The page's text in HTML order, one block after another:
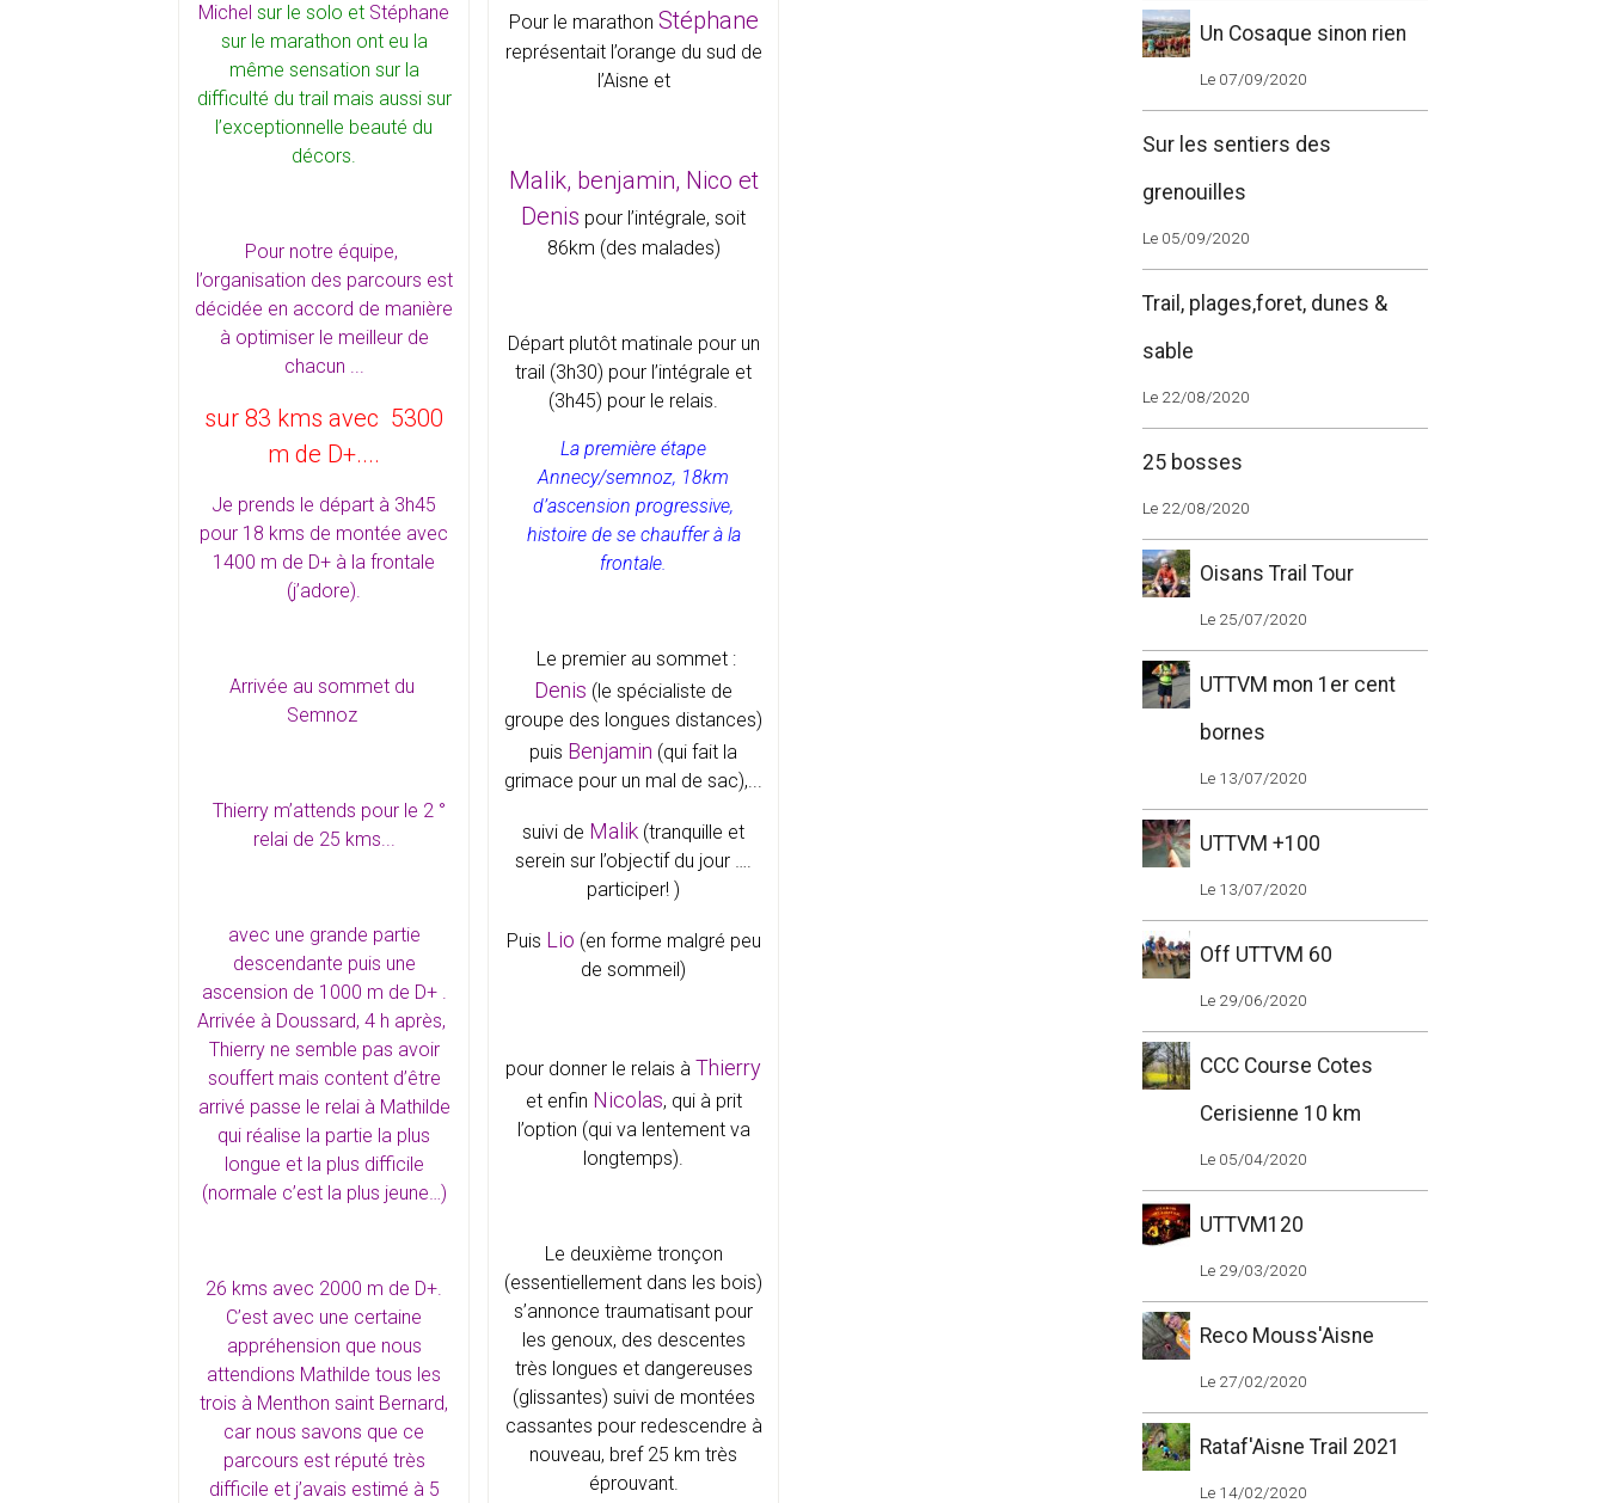
Michelsur le solo et Stéphane
sur le marathon ont eu la
même sensation sur la
difficulté du trail mais aussi sur
l’exceptionnelle beauté du
décors.
Pour notre équipe,
l’organisation des parcours est
décidée en accord de manière
à optimiser le meilleur de
chacun ...
sur 83 kms avec 5300
m de D+....
Je prends le départ à 3h45
pour 18 kms de montée avec
1400 m de D+ à la frontale
(j’adore).
Arrivée au sommet du
Semnoz
Thierry m’attends pour le 2 °
relai de 25 kms...
avec une grande partie
descendante puis une
ascension de 1000 m de D+ .
Arrivée à Doussard, 4 h après,
Thierry ne semble pas avoir
souffert mais content d’être
arrivé passe le relai à Mathilde
qui réalise la partie la plus
longue et la plus difficile
(normale c’est la plus jeune…)
26 kms avec 2000 m de D+.
C’est avec une certaine
appréhension que nous
attendions Mathilde tous les
trois à Menthon saint Bernard,
car nous savons que ce
parcours est réputé très
difficile et j’avais estimé à 5
Pour le marathon Stéphane
représentait l’orange du sud de
l’Aisne et
Malik, benjamin, Nico et
Denis pour l’intégrale, soit
86km (des malades)
Départ plutôt matinale pour un
trail (3h30) pour l’intégrale et
(3h45) pour le relais.
La première étape
Annecy/semnoz, 18km
d’ascension progressive,
histoire de se chauffer à la
frontale.
Le premier au sommet :
Denis (le spécialiste de
groupe des longues distances)
puis Benjamin (qui fait la
grimace pour un mal de sac),...
suivi de Malik (tranquille et
serein sur l’objectif du jour ….
participer! )
Puis Lio (en forme malgré peu
de sommeil)
pour donner le relais à Thierry
et enfin Nicolas, qui à prit
l’option (qui va lentement va
longtemps).
Le deuxième tronçon
(essentiellement dans les bois)
s’annonce traumatisant pour
les genoux, des descentes
très longues et dangereuses
(glissantes) suivi de montées
cassantes pour redescendre à
nouveau, bref 25 km très
éprouvant.
Un Cosaque sinon rien
Le 07/09/2020
Sur les sentiers des
grenouilles
Le 05/09/2020
Trail, plages,foret, dunes &
sable
Le 22/08/2020
25 bosses
Le 22/08/2020
Oisans Trail Tour
Le 25/07/2020
UTTVM mon 1er cent
bornes
Le 13/07/2020
UTTVM +100
Le 13/07/2020
Off UTTVM 60
Le 29/06/2020
CCC Course Cotes
Cerisienne 10 km
Le 05/04/2020
UTTVM120
Le 29/03/2020
Reco Mouss'Aisne
Le 27/02/2020
Rataf'Aisne Trail 2021
Le 14/02/2020